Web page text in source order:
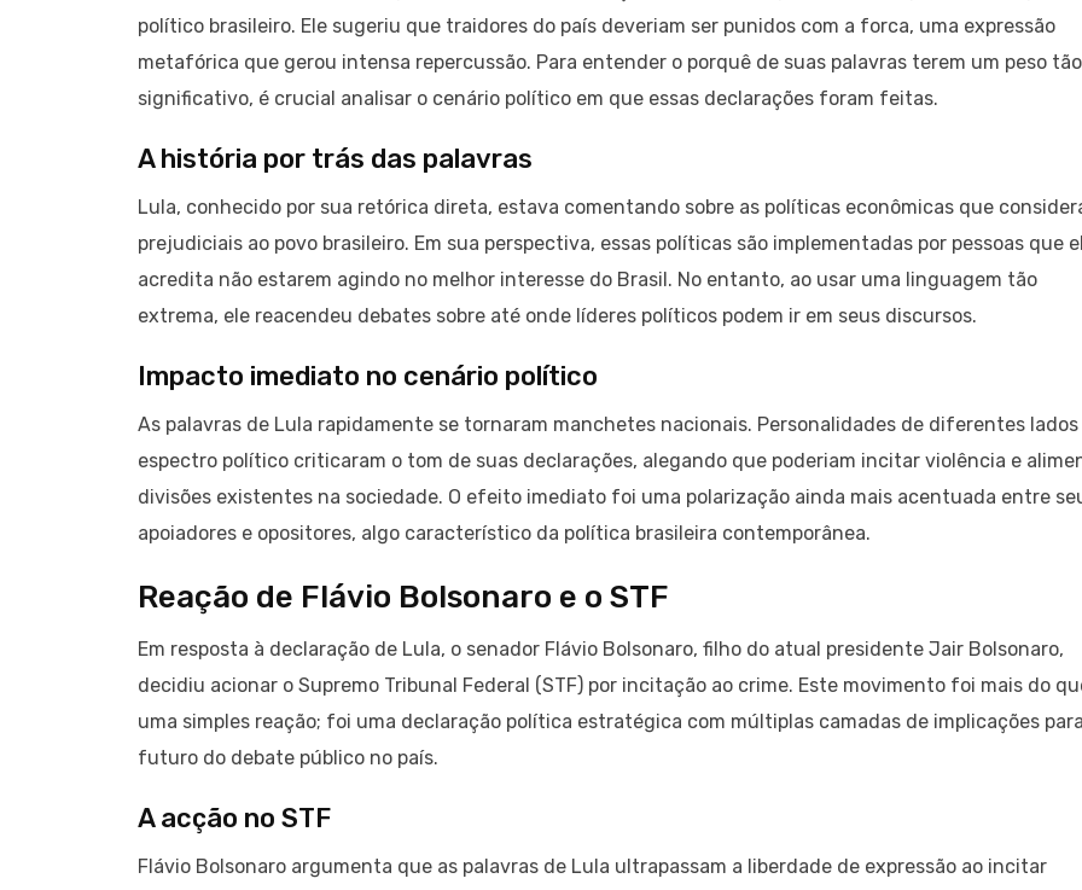
político brasileiro. Ele sugeriu que traidores do país deveriam ser punidos com a forca, uma expressão
metafórica que gerou intensa repercussão. Para entender o porquê de suas palavras terem um peso tão
significativo, é crucial analisar o cenário político em que essas declarações foram feitas.
A história por trás das palavras
Lula, conhecido por sua retórica direta, estava comentando sobre as políticas econômicas que
prejudiciais ao povo brasileiro. Em sua perspectiva, essas políticas são implementadas por pessoas que
acredita não estarem agindo no melhor interesse do Brasil. No entanto, ao usar uma linguagem tão
extrema, ele reacendeu debates sobre até onde líderes políticos podem ir em seus discursos.
Impacto imediato no cenário político
As palavras de Lula rapidamente se tornaram manchetes nacionais. Personalidades de diferentes lados
espectro político criticaram o tom de suas declarações, alegando que poderiam incitar violência e
divisões existentes na sociedade. O efeito imediato foi uma polarização ainda mais acentuada entre
apoiadores e opositores, algo característico da política brasileira contemporânea.
Reação de Flávio Bolsonaro e o STF
Em resposta à declaração de Lula, o senador Flávio Bolsonaro, filho do atual presidente Jair Bolsonaro,
decidiu acionar o Supremo Tribunal Federal (STF) por incitação ao crime. Este movimento foi mais do
uma simples reação; foi uma declaração política estratégica com múltiplas camadas de implicações
futuro do debate público no país.
A acção no STF
Flávio Bolsonaro argumenta que as palavras de Lula ultrapassam a liberdade de expressão ao incitar